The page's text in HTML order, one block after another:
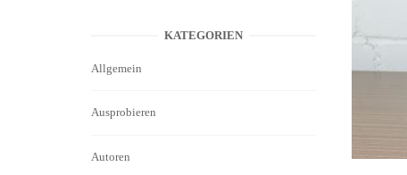
KATEGORIEN
Allgemein
Ausprobieren
Autoren